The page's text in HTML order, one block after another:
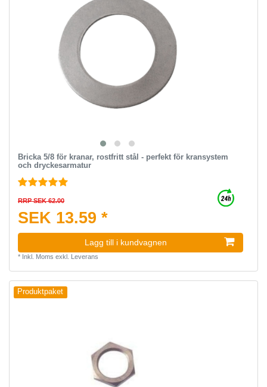
Bricka 5/8 för kranar, rostfritt stål - perfekt för kransystem
och dryckesarmatur
RRP SEK 62.00
SEK 13.59 *
Lagg till i kundvagnen
* Inkl. Moms exkl. Leverans
Produktpaket